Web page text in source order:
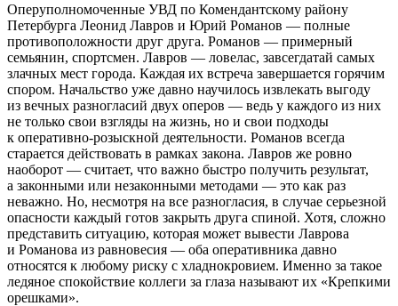
Оперуполномоченные УВД по Комендантскому району
Петербурга Леонид Лавров и Юрий Романов — полные
противоположности друг друга. Романов — примерный
семьянин, спортсмен. Лавров — ловелас, завсегдатай самых
злачных мест города. Каждая их встреча завершается горячим
спором. Начальство уже давно научилось извлекать выгоду
из вечных разногласий двух оперов — ведь у каждого из них
не только свои взгляды на жизнь, но и свои подходы
к оперативно-розыскной деятельности. Романов всегда
старается действовать в рамках закона. Лавров же ровно
наоборот — считает, что важно быстро получить результат,
а законными или незаконными методами — это как раз
неважно. Но, несмотря на все разногласия, в случае серьезной
опасности каждый готов закрыть друга спиной. Хотя, сложно
представить ситуацию, которая может вывести Лаврова
и Романова из равновесия — оба оперативника давно
относятся к любому риску с хладнокровием. Именно за такое
ледяное спокойствие коллеги за глаза называют их «Крепкими
орешками».